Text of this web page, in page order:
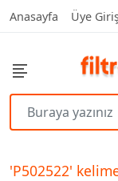
Anasayfa Üye
'P502522'